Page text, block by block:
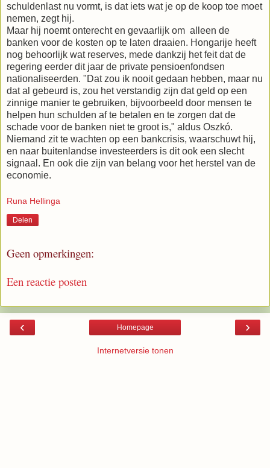
schuldenlast nu vormt, is dat iets wat je op de koop toe moet
nemen, zegt hij.
Maar hij noemt onterecht en gevaarlijk om alleen de
banken voor de kosten op te laten draaien. Hongarije heeft
nog behoorlijk wat reserves, mede dankzij het feit dat de
regering eerder dit jaar de private pensioenfondsen
nationaliseerden. "Dat zou ik nooit gedaan hebben, maar nu
dat al gebeurd is, zou het verstandig zijn dat geld op een
zinnige manier te gebruiken, bijvoorbeeld door mensen te
helpen hun schulden af te betalen en te zorgen dat de
schade voor de banken niet te groot is," aldus Oszkó.
Niemand zit te wachten op een bankcrisis, waarschuwt hij,
en naar buitenlandse investeerders is dit ook een slecht
signaal. En ook die zijn van belang voor het herstel van de
economie.
Runa Hellinga
Delen
Geen opmerkingen:
Een reactie posten
‹ ›
Homepage
Internetversie tonen